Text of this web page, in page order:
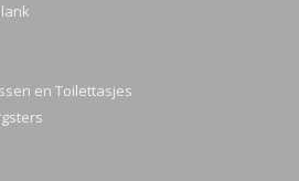
en Toilettasjes